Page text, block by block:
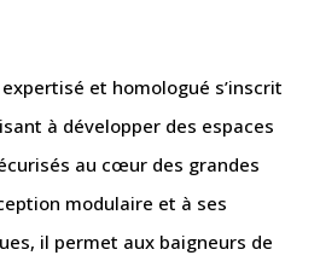
expertisé et homologué s’inscrit
à développer des espaces
au cœur des grandes
modulaire et à ses
il permet aux baigneurs de